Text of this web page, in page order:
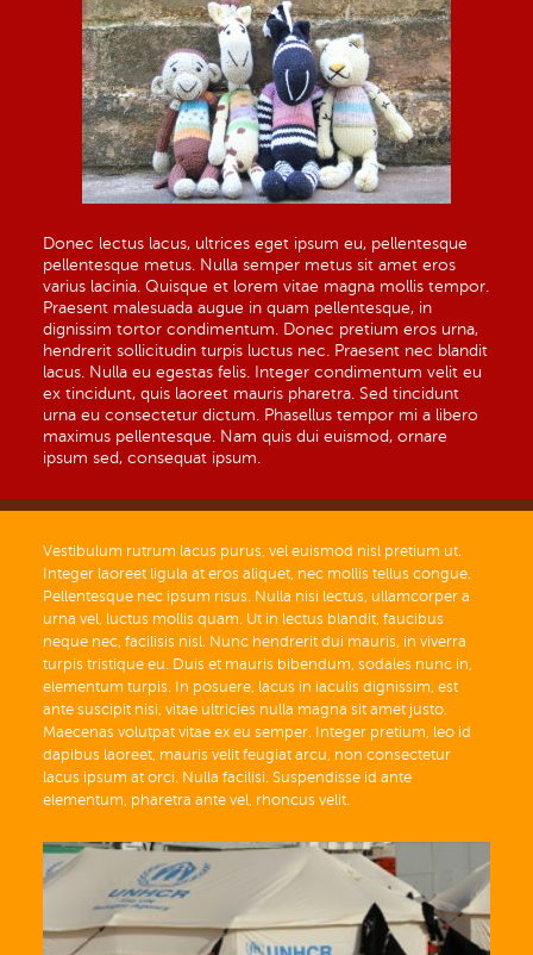
Donec lectus lacus, ultrices eget ipsum eu, pellentesque
pellentesque metus. Nulla semper metus sit amet eros
varius lacinia. Quisque et lorem vitae magna mollis tempor.
Praesent malesuada augue in quam pellentesque, in
dignissim tortor condimentum. Donec pretium eros urna,
hendrerit sollicitudin turpis luctus nec. Praesent nec blandit
lacus. Nulla eu egestas felis. Integer condimentum velit eu
ex tincidunt, quis laoreet mauris pharetra. Sed tincidunt
urna eu consectetur dictum. Phasellus tempor mi a libero
maximus pellentesque. Nam quis dui euismod, ornare
ipsum sed, consequat ipsum.
Vestibulum rutrum lacus purus, vel euismod nisl pretium ut.
Integer laoreet ligula at eros aliquet, nec mollis tellus congue.
Pellentesque nec ipsum risus. Nulla nisi lectus, ullamcorper a
urna vel, luctus mollis quam. Ut in lectus blandit, faucibus
neque nec, facilisis nisl. Nunc hendrerit dui mauris, in viverra
turpis tristique eu. Duis et mauris bibendum, sodales nunc in,
elementum turpis. In posuere, lacus in iaculis dignissim, est
ante suscipit nisi, vitae ultricies nulla magna sit amet justo.
Maecenas volutpat vitae ex eu semper. Integer pretium, leo id
dapibus laoreet, mauris velit feugiat arcu, non consectetur
lacus ipsum at orci. Nulla facilisi. Suspendisse id ante
elementum, pharetra ante vel, rhoncus velit.